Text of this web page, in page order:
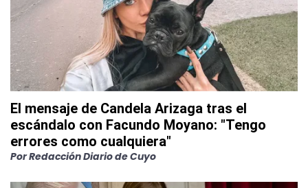
El mensaje de Candela Arizaga tras el
escándalo con Facundo Moyano: "Tengo
errores como cualquiera"
PorRedacción Diario de Cuyo